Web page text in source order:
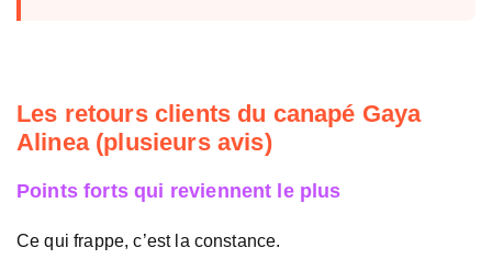
Les retours clients du canapé Gaya
Alinea (plusieurs avis)
Points forts qui reviennent le plus
Ce qui frappe, c’est la constance.